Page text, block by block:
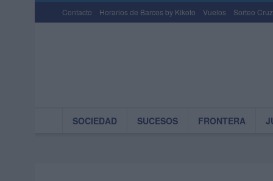
Contacto Horarios de Barcos by Kikoto Vuelos Sorteo
SOCIEDAD SUCESOS FRONTERA